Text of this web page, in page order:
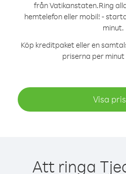
från Vatikanstaten.Ring
hemtelefon eller mobil! -
minut.
Köp kreditpaket eller en
priserna per minut
Visa
Att ringa